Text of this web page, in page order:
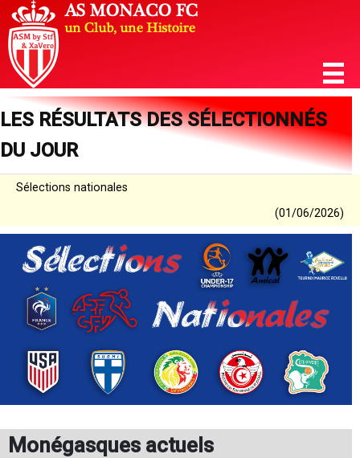
LES RÉSULTATS DES SÉLECTIONNÉS
DU JOUR
Sélections nationales
(01/06/2026)
Monégasques actuels